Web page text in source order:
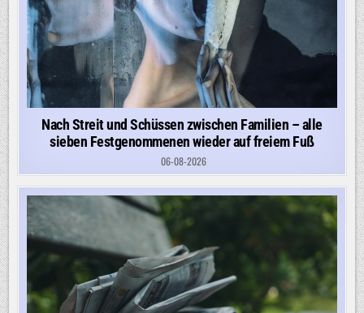
Nach Streit und Schüssen zwischen Familien – alle
sieben Festgenommenen wieder auf freiem Fuß
06-08-2026